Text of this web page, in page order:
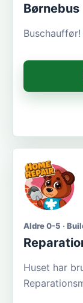
Børnebus
Aldre 0-5 ·
Huset har